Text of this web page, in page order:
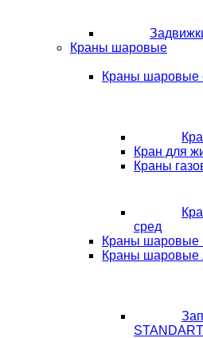
Краны шаровые
Краны шаровые
Кран для
Краны
сред
Краны
Краны шаровые